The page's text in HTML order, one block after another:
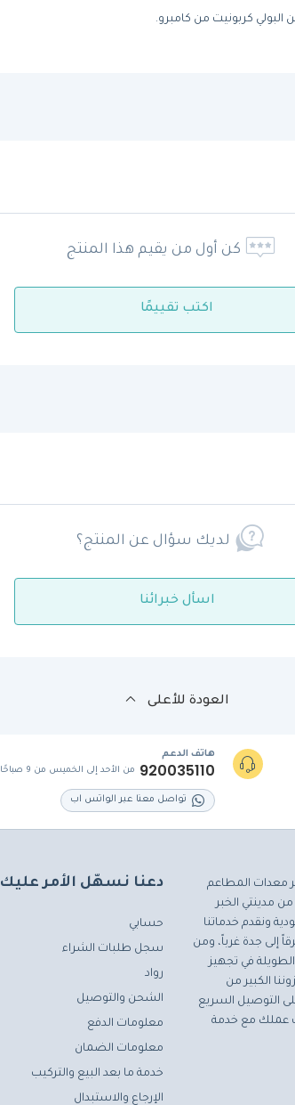
كربونيت من كامبرو.
كن أول من يقيم هذا المنتج
اكتب تقييمًا
لديك سؤال عن المنتج؟
اسأل خبرائنا
العودة للأعلى
هاتف الدعم
920035110 من الأحد إلى الخميس من 9 صباحًا وحتى 5 مساءً
تواصل معنا عبر الواتس اب
معدات المطاعم
مدينتي الخبر
ونقدم خدماتنا
إلى جدة غرباً، ومن
في تجهيز
الكبير من
التوصيل السريع
عملك مع خدمة
دعنا نسهّل الأمر عليك
حسابي
سجل طلبات الشراء
رواد
الشحن والتوصيل
معلومات الدفع
معلومات الضمان
خدمة ما بعد البيع والتركيب
الإرجاع والاستبدال